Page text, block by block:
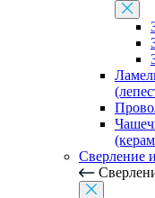
Сверление